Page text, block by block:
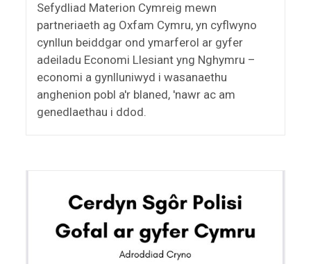
Sefydliad Materion Cymreig mewn
partneriaeth ag Oxfam Cymru, yn cyflwyno
cynllun beiddgar ond ymarferol ar gyfer
adeiladu Economi Llesiant yng Nghymru –
economi a gynlluniwyd i wasanaethu
anghenion pobl a'r blaned, 'nawr ac am
genedlaethau i ddod.